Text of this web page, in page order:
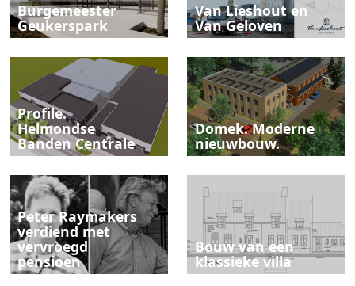
Burgemeester
Geukerspark
Van Lieshout en
Van Geloven
Profile.
Helmondse
Banden Centrale
Domek. Moderne
nieuwbouw.
Peter Raymakers
verdiend met
vervroegd
pensioen
Bouw van een
klassieke villa